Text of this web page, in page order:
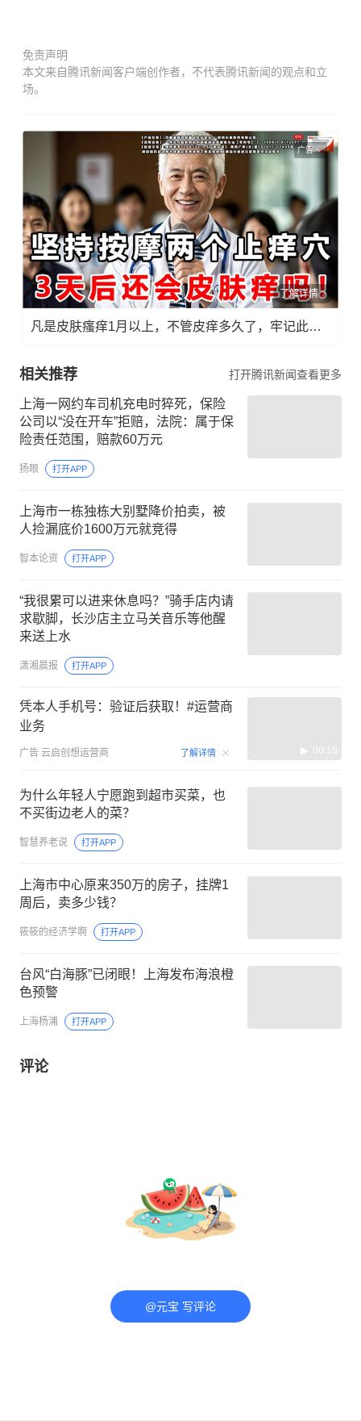
免责声明
本文来自腾讯新闻客户端创作者，不代表腾讯新闻的观点和立
场。
广告
了解详情
凡是皮肤瘙痒1月以上，不管皮痒多久了，牢记此法，快！准！狠！
相关推荐 打开腾讯新闻查看更多
上海一网约车司机充电时猝死，保险
公司以“没在开车”拒赔，法院：属于保
险责任范围，赔款60万元
扬眼 打开APP
上海市一栋独栋大别墅降价拍卖，被
人捡漏底价1600万元就竞得
智本论资 打开APP
“我很累可以进来休息吗？”骑手店内请
求歇脚，长沙店主立马关音乐等他醒
来送上水
潇湘晨报 打开APP
凭本人手机号：验证后获取！#运营商
业务
广告 云启创想运营商 了解详情 00:15
为什么年轻人宁愿跑到超市买菜，也
不买街边老人的菜？
智慧养老说 打开APP
上海市中心原来350万的房子，挂牌1
周后，卖多少钱？
筱筱的经济学啊 打开APP
台风“白海豚”已闭眼！上海发布海浪橙
色预警
上海杨浦 打开APP
评论
@元宝 写评论